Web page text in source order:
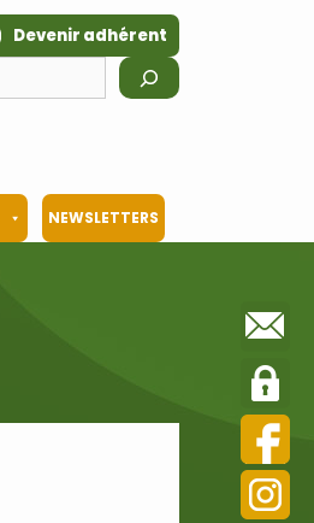
Devenir adhérent
NEWSLETTERS